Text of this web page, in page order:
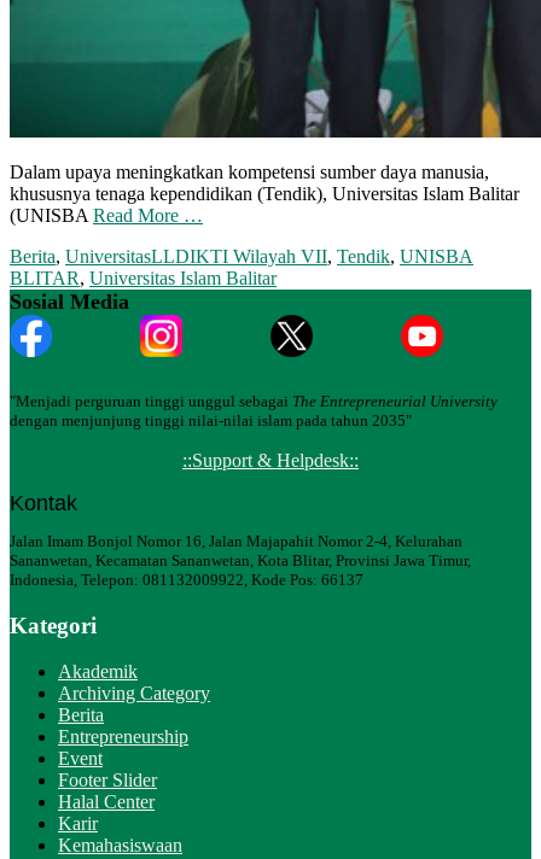
Dalam upaya meningkatkan kompetensi sumber daya manusia,
khususnya tenaga kependidikan (Tendik), Universitas Islam Balitar
(UNISBA Read More …
Berita, UniversitasLLDIKTI Wilayah VII, Tendik, UNISBA
BLITAR, Universitas Islam Balitar
Sosial Media
"Menjadi perguruan tinggi unggul sebagai The Entrepreneurial University
dengan menjunjung tinggi nilai-nilai islam pada tahun 2035"
::Support & Helpdesk::
Kontak
Jalan Imam Bonjol Nomor 16, Jalan Majapahit Nomor 2-4, Kelurahan
Sananwetan, Kecamatan Sananwetan, Kota Blitar, Provinsi Jawa Timur,
Indonesia, Telepon: 081132009922, Kode Pos: 66137
Kategori
Akademik
Archiving Category
Berita
Entrepreneurship
Event
Footer Slider
Halal Center
Karir
Kemahasiswaan